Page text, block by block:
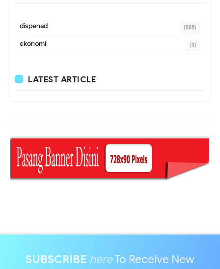
dispenad (588)
ekonomi (3)
LATEST ARTICLE
SUBSCRIBE hereTo Receive New